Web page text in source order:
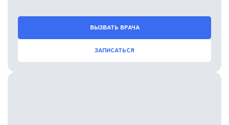
ВЫЗВАТЬ ВРАЧА
ЗАПИСАТЬСЯ